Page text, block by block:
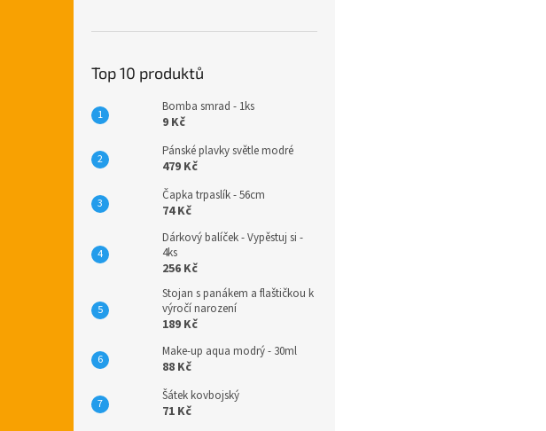
Top 10 produktů
Bomba smrad - 1ks
9 Kč
Pánské plavky světle modré
479 Kč
Čapka trpaslík - 56cm
74 Kč
Dárkový balíček - Vypěstuj si -
4ks
256 Kč
Stojan s panákem a flaštičkou k
výročí narození
189 Kč
Make-up aqua modrý - 30ml
88 Kč
Šátek kovbojský
71 Kč